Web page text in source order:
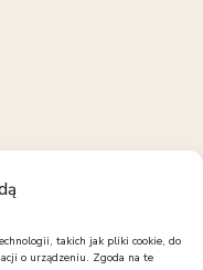
takich jak pliki cookie, do
o urządzeniu. Zgoda na te